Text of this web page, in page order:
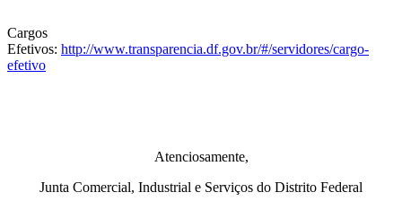
Cargos
Efetivos: http://www.transparencia.df.gov.br/#/servidores/cargo-
efetivo
Atenciosamente,
Junta Comercial, Industrial e Serviços do Distrito Federal